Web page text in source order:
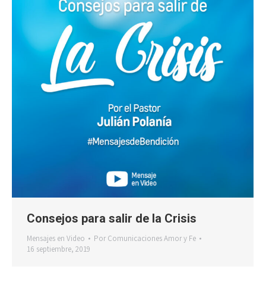
Consejos para salir de la Crisis
Mensajes en Video Por Comunicaciones Amor y Fe
16 septiembre, 2019